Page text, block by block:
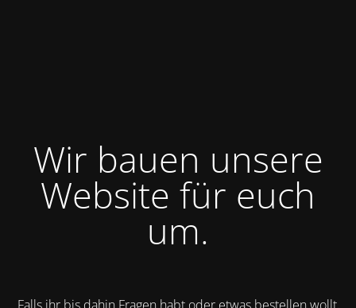
Wir bauen unsere
Website für euch
um.